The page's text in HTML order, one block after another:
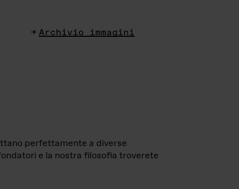
Archivio immagini
perfettamente a diverse
e la nostra filosofia troverete